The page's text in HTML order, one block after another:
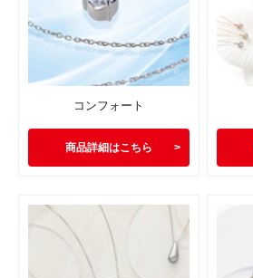
コンフォート
商品詳細はこちら